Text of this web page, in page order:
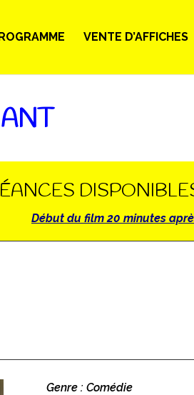
VENTE D’AFFICHES
Début du film 20 minutes
Genre : Comédie